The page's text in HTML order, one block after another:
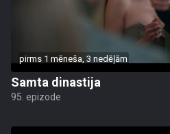
pirms 1 mēneša, 3 nedēļām
Samta dinastija
95. epizode